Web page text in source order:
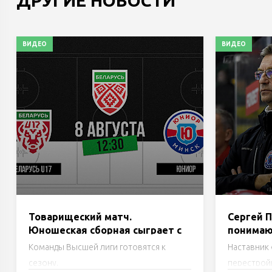
ВИДЕО
Товарищеский матч.
Юношеская сборная сыграет с
«Юниором». Трансляция
Команды Высшей лиги готовятся к
сезону.
ВИДЕО
Сергей
должна
должна
Наставник